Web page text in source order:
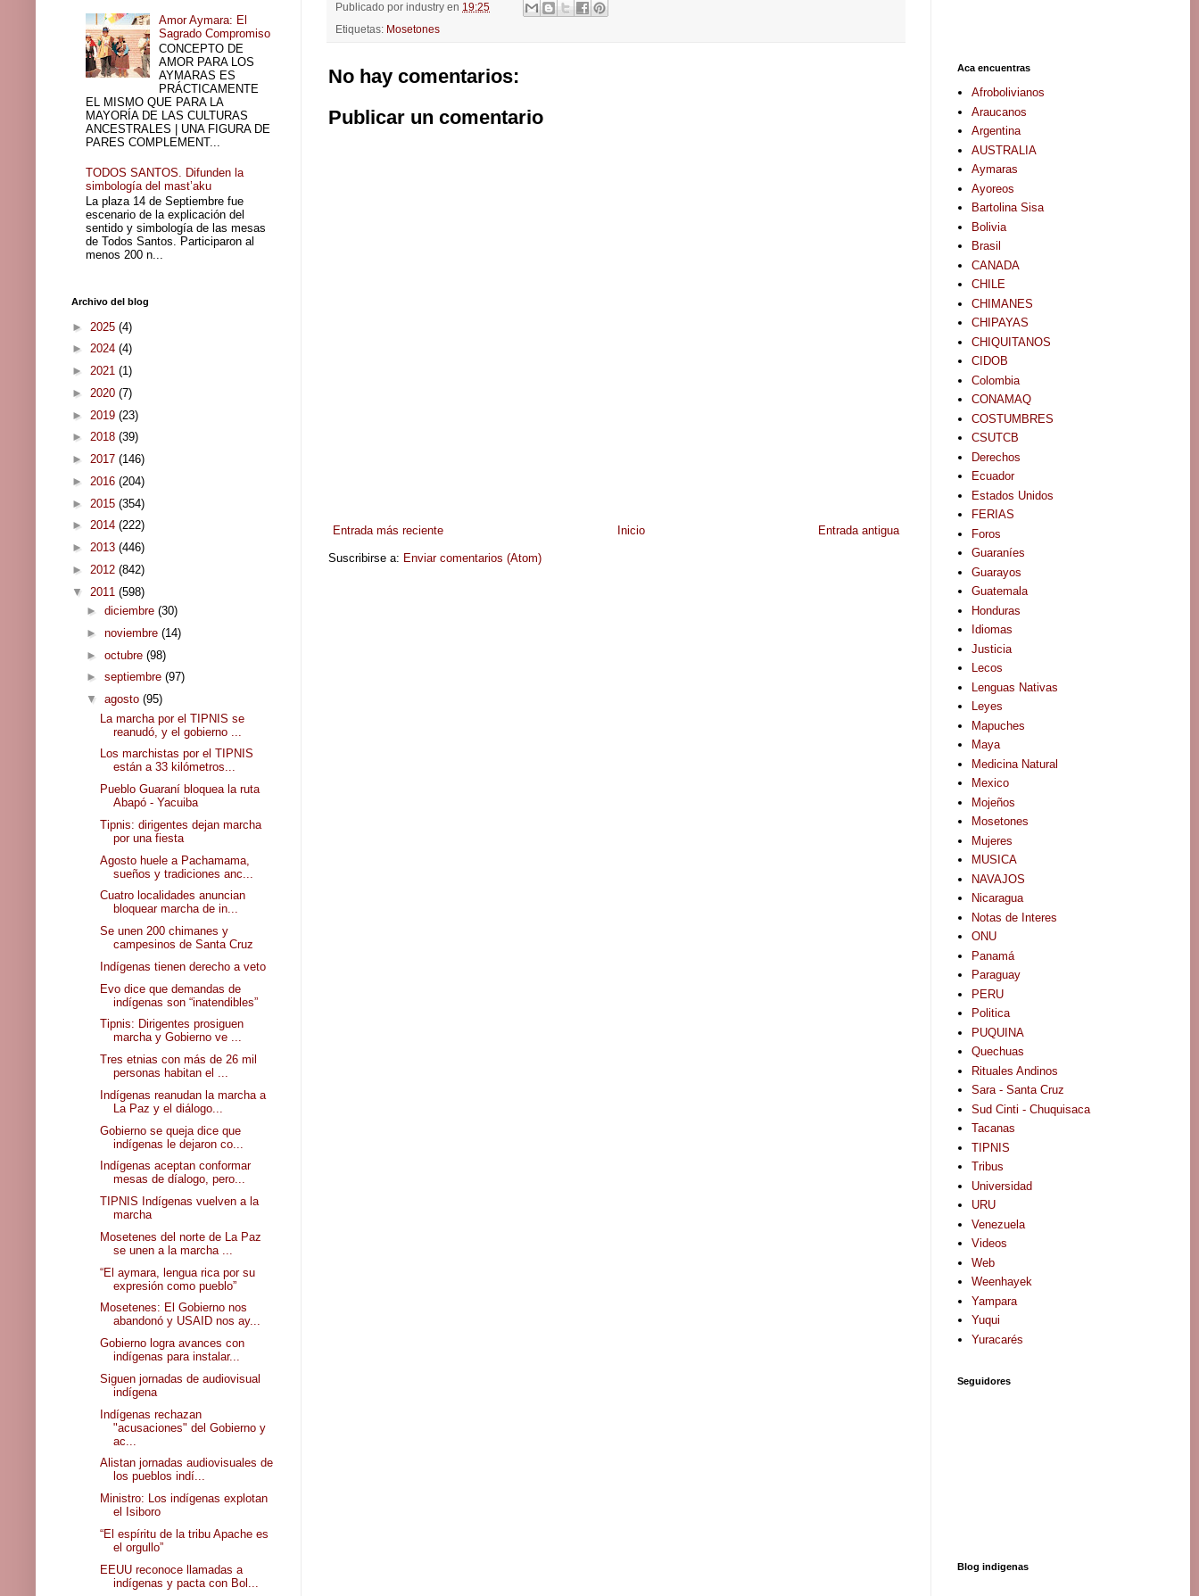
Publicado por industry en 19:25
Etiquetas: Mosetones
No hay comentarios:
Publicar un comentario
Entrada más reciente Entrada antigua
Inicio
Suscribirse a: Enviar comentarios (Atom)
Amor Aymara: El
Sagrado Compromiso
CONCEPTO DE
AMOR PARA LOS
AYMARAS ES
PRÁCTICAMENTE
EL MISMO QUE PARA LA
MAYORÍA DE LAS CULTURAS
ANCESTRALES | UNA FIGURA DE
PARES COMPLEMENT...
TODOS SANTOS. Difunden la
simbología del mast’aku
La plaza 14 de Septiembre fue
escenario de la explicación del
sentido y simbología de las mesas
de Todos Santos. Participaron al
menos 200 n...
Archivo del blog
► 2025 (4)
► 2024 (4)
► 2021 (1)
► 2020 (7)
► 2019 (23)
► 2018 (39)
► 2017 (146)
► 2016 (204)
► 2015 (354)
► 2014 (222)
► 2013 (446)
► 2012 (842)
▼ 2011 (598)
► diciembre (30)
► noviembre (14)
► octubre (98)
► septiembre (97)
▼ agosto (95)
La marcha por el TIPNIS se
reanudó, y el gobierno ...
Los marchistas por el TIPNIS
están a 33 kilómetros...
Pueblo Guaraní bloquea la ruta
Abapó - Yacuiba
Tipnis: dirigentes dejan marcha
por una fiesta
Agosto huele a Pachamama,
sueños y tradiciones anc...
Cuatro localidades anuncian
bloquear marcha de in...
Se unen 200 chimanes y
campesinos de Santa Cruz
Indígenas tienen derecho a veto
Evo dice que demandas de
indígenas son “inatendibles”
Tipnis: Dirigentes prosiguen
marcha y Gobierno ve ...
Tres etnias con más de 26 mil
personas habitan el ...
Indígenas reanudan la marcha a
La Paz y el diálogo...
Gobierno se queja dice que
indígenas le dejaron co...
Indígenas aceptan conformar
mesas de díalogo, pero...
TIPNIS Indígenas vuelven a la
marcha
Mosetenes del norte de La Paz
se unen a la marcha ...
“El aymara, lengua rica por su
expresión como pueblo”
Mosetenes: El Gobierno nos
abandonó y USAID nos ay...
Gobierno logra avances con
indígenas para instalar...
Siguen jornadas de audiovisual
indígena
Indígenas rechazan
"acusaciones" del Gobierno y
ac...
Alistan jornadas audiovisuales de
los pueblos indí...
Ministro: Los indígenas explotan
el Isiboro
“El espíritu de la tribu Apache es
el orgullo”
EEUU reconoce llamadas a
indígenas y pacta con Bol...
Aca encuentras
Afrobolivianos
Araucanos
Argentina
AUSTRALIA
Aymaras
Ayoreos
Bartolina Sisa
Bolivia
Brasil
CANADA
CHILE
CHIMANES
CHIPAYAS
CHIQUITANOS
CIDOB
Colombia
CONAMAQ
COSTUMBRES
CSUTCB
Derechos
Ecuador
Estados Unidos
FERIAS
Foros
Guaraníes
Guarayos
Guatemala
Honduras
Idiomas
Justicia
Lecos
Lenguas Nativas
Leyes
Mapuches
Maya
Medicina Natural
Mexico
Mojeños
Mosetones
Mujeres
MUSICA
NAVAJOS
Nicaragua
Notas de Interes
ONU
Panamá
Paraguay
PERU
Politica
PUQUINA
Quechuas
Rituales Andinos
Sara - Santa Cruz
Sud Cinti - Chuquisaca
Tacanas
TIPNIS
Tribus
Universidad
URU
Venezuela
Videos
Web
Weenhayek
Yampara
Yuqui
Yuracarés
Seguidores
Blog indigenas